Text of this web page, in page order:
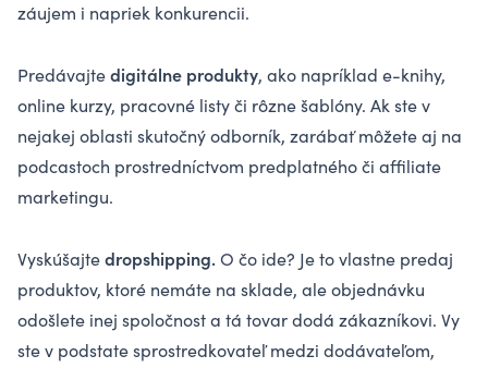
záujem i napriek konkurencii.
Predávajtedigitálne produkty, ako napríklad e-knihy,
online kurzy, pracovné listy či rôzne šablóny. Ak ste v
nejakej oblasti skutočný odborník, zarábať môžete aj na
podcastoch prostredníctvom predplatného či affiliate
marketingu.
Vyskúšajtedropshipping.O čo ide? Je to vlastne predaj
produktov, ktoré nemáte na sklade, ale objednávku
odošlete inej spoločnost a tá tovar dodá zákazníkovi. Vy
ste v podstate sprostredkovateľ medzi dodávateľom,